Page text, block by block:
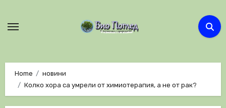
Home
новини
Колко хора са умрели от химиотерапия, а не от рак?